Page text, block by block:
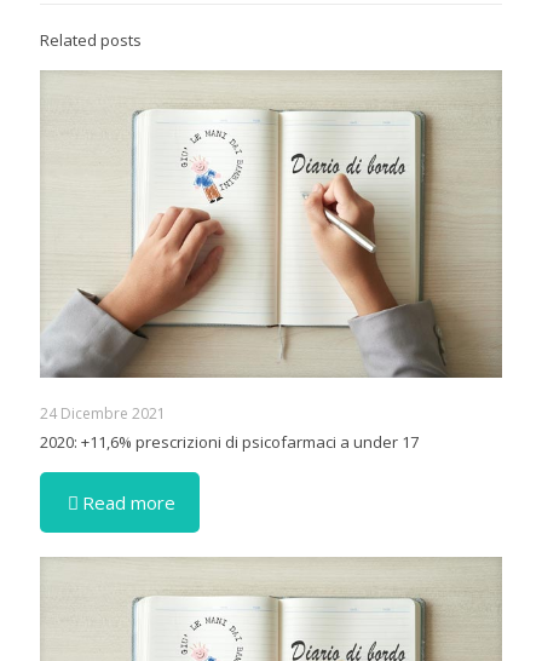
Related posts
24 Dicembre 2021
2020: +11,6% prescrizioni di psicofarmaci a under 17
Read more